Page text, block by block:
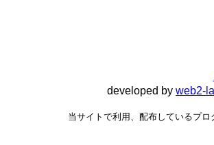
developed by web2-
当サイトで利用、配布しているプ